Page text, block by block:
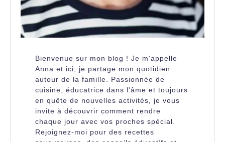
Bienvenue sur mon blog ! Je m'appelle
Anna et ici, je partage mon quotidien
autour de la famille. Passionnée de
cuisine, éducatrice dans l'âme et toujours
en quête de nouvelles activités, je vous
invite à découvrir comment rendre
chaque jour avec vos proches spécial.
Rejoignez-moi pour des recettes